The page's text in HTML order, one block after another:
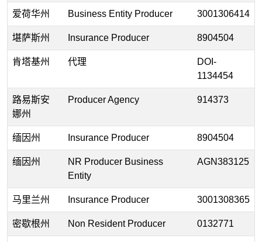
爱荷华州 Business Entity Producer 3001306414
堪萨斯州 Insurance Producer 8904504
肯塔基州 代理
DOI-
1134454
路易斯安
娜州
Producer Agency 914373
缅因州 Insurance Producer 8904504
缅因州
NR Producer Business
Entity
AGN383125
马里兰州 Insurance Producer 3001308365
密歇根州 Non Resident Producer 0132771